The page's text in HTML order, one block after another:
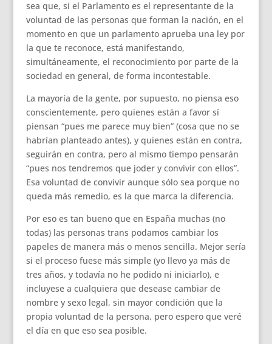
sea que, si el Parlamento es el representante de la
voluntad de las personas que forman la nación, en el
momento en que un parlamento aprueba una ley por
la que te reconoce, está manifestando,
simultáneamente, el reconocimiento por parte de la
sociedad en general, de forma incontestable.
La mayoría de la gente, por supuesto, no piensa eso
conscientemente, pero quienes están a favor sí
piensan “pues me parece muy bien” (cosa que no se
habrían planteado antes), y quienes están en contra,
seguirán en contra, pero al mismo tiempo pensarán
“pues nos tendremos que joder y convivir con ellos”.
Esa voluntad de convivir aunque sólo sea porque no
queda más remedio, es la que marca la diferencia.
Por eso es tan bueno que en España muchas (no
todas) las personas trans podamos cambiar los
papeles de manera más o menos sencilla. Mejor sería
si el proceso fuese más simple (yo llevo ya más de
tres años, y todavía no he podido ni iniciarlo), e
incluyese a cualquiera que desease cambiar de
nombre y sexo legal, sin mayor condición que la
propia voluntad de la persona, pero espero que veré
el día en que eso sea posible.